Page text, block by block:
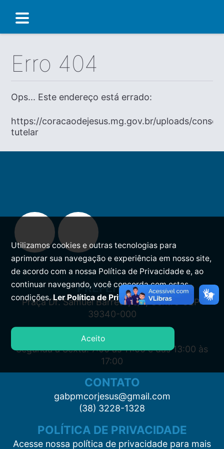
Erro 404
Ops... Este endereço está errado:
https://coracaodejesus.mg.gov.br/uploads/
tutelar
PREFEITURA
Praça Dr. Samuel Barreto, s/n, Centro CEP:
39340-000
ATENDIMENTO
Segunda à Sexta: 7:00 às 11:00 e das 13:00 às
17:00
CONTATO
gabpmcorjesus@gmail.com
(38) 3228-1328
POLÍTICA DE PRIVACIDADE
Acesse nossa política de privacidade para mais
Utilizamos cookies e outras tecnologias para
aprimorar sua navegação e experiência em nosso site,
de acordo com a nossa Política de Privacidade e, ao
continuar navegando, você concorda com estas
condições.Ler Política de Privacidade.
Aceito